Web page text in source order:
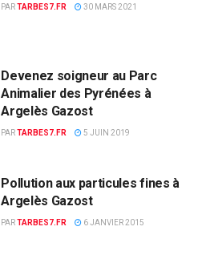
PARTARBES7.FR 30 MARS 2021
Devenez soigneur au Parc
Animalier des Pyrénées à
Argelès Gazost
PARTARBES7.FR 5 JUIN 2019
Pollution aux particules fines à
Argelès Gazost
PARTARBES7.FR 6 JANVIER 2015